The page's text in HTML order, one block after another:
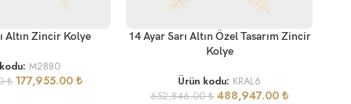
Altın Zincir Kolye
M2880
₺ 177,955.00 ₺
SEPETE EKLE
14 Ayar Sarı Altın Özel Tasarım Zincir
Kolye
Ürün kodu: KRAL6
652,846.00₺ 488,947.00 ₺